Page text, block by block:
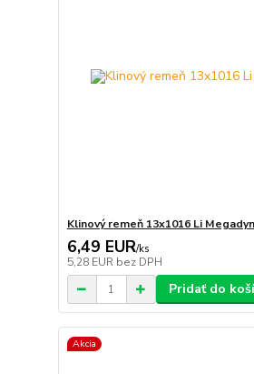
Klinový remeň 13x1016 Li
6,49 EUR/ks
5,28 EUR bez DPH
Pridať do
Akcia